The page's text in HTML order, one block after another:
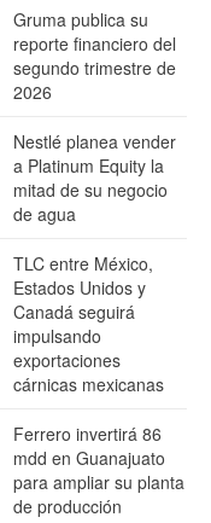
Gruma publica su
reporte financiero del
segundo trimestre de
2026
Nestlé planea vender
a Platinum Equity la
mitad de su negocio
de agua
TLC entre México,
Estados Unidos y
Canadá seguirá
impulsando
exportaciones
cárnicas mexicanas
Ferrero invertirá 86
mdd en Guanajuato
para ampliar su planta
de producción